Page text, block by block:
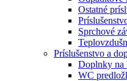
Ostatné
Sprchové
Príslušenstvo a
Doplnky na
WC